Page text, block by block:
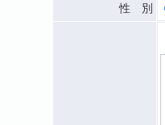
性 別